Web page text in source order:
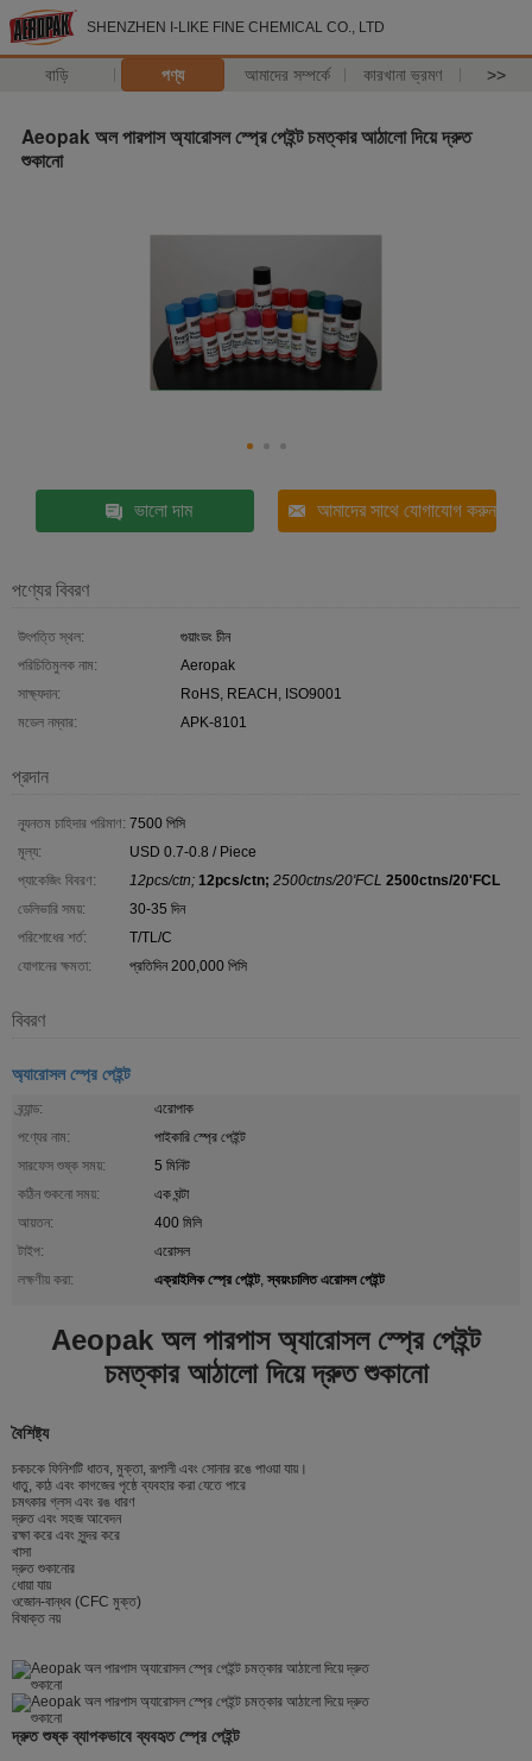
SHENZHEN I-LIKE FINE CHEMICAL CO., LTD
বাড়ি পণ্য আমাদের সম্পর্কে কারখানা ভ্রমণ >>
Aeopak অল পারপাস অ্যারোসল স্প্রে পেইন্ট চমত্কার আঠালো দিয়ে দ্রুত
শুকানো
ভালো দাম আমাদের সাথে যোগাযোগ করুন
পণ্যের বিবরণ
উৎপত্তি স্থল:
গুয়াংডং চীন
পরিচিতিমুলক নাম:
Aeropak
সাক্ষ্যদান:
RoHS, REACH, ISO9001
মডেল নম্বার:
APK-8101
প্রদান
ন্যূনতম চাহিদার পরিমাণ: 7500 পিসি
মূল্য:
USD 0.7-0.8 / Piece
প্যাকেজিং বিবরণ:
12pcs/ctn; 12pcs/ctn; 2500ctns/20'FCL 2500ctns/20'FCL
ডেলিভারি সময়:
30-35 দিন
পরিশোধের শর্ত:
T/TL/C
যোগানের ক্ষমতা:
প্রতিদিন 200,000 পিসি
বিবরণ
অ্যারোসল স্প্রে পেইন্ট
ব্র্যান্ড:
এরোপাক
পণ্যের নাম:
পাইকারি স্প্রে পেইন্ট
সারফেস শুষ্ক সময়:
5 মিনিট
কঠিন শুকনো সময়:
এক ঘন্টা
আয়তন:
400 মিলি
টাইপ:
এরোসল
লক্ষণীয় করা:
এক্রাইলিক স্প্রে পেইন্ট,স্বয়ংচালিত এরোসল পেইন্ট
Aeopak অল পারপাস অ্যারোসল স্প্রে পেইন্ট
চমত্কার আঠালো দিয়ে দ্রুত শুকানো
বৈশিষ্ট্য
চকচকে ফিনিশটি ধাতব, মুক্তা, রূপালী এবং সোনার রঙে পাওয়া যায়।
ধাতু, কাঠ এবং কাগজের পৃষ্ঠে ব্যবহার করা যেতে পারে
চমৎকার গ্লস এবং রঙ ধারণ
দ্রুত এবং সহজ আবেদন
রক্ষা করে এবং সুন্দর করে
খাসা
দ্রুত শুকানোর
ধোয়া যায়
ওজোন-বান্ধব (CFC মুক্ত)
বিষাক্ত নয়
দ্রুত শুষ্ক ব্যাপকভাবে ব্যবহৃত স্প্রে পেইন্ট